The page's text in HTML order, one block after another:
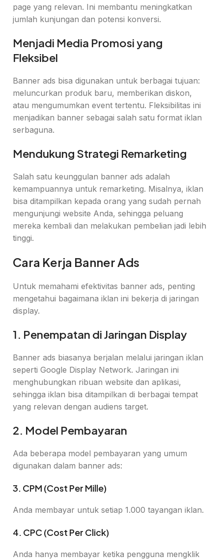
page yang relevan. Ini membantu meningkatkan
jumlah kunjungan dan potensi konversi.
Menjadi Media Promosi yang
Fleksibel
Banner ads bisa digunakan untuk berbagai tujuan:
meluncurkan produk baru, memberikan diskon,
atau mengumumkan event tertentu. Fleksibilitas ini
menjadikan banner sebagai salah satu format iklan
serbaguna.
Mendukung Strategi Remarketing
Salah satu keunggulan banner ads adalah
kemampuannya untuk remarketing. Misalnya, iklan
bisa ditampilkan kepada orang yang sudah pernah
mengunjungi website Anda, sehingga peluang
mereka kembali dan melakukan pembelian jadi lebih
tinggi.
Cara Kerja Banner Ads
Untuk memahami efektivitas banner ads, penting
mengetahui bagaimana iklan ini bekerja di jaringan
display.
1. Penempatan di Jaringan Display
Banner ads biasanya berjalan melalui jaringan iklan
seperti Google Display Network. Jaringan ini
menghubungkan ribuan website dan aplikasi,
sehingga iklan bisa ditampilkan di berbagai tempat
yang relevan dengan audiens target.
2. Model Pembayaran
Ada beberapa model pembayaran yang umum
digunakan dalam banner ads:
3. CPM (Cost Per Mille)
Anda membayar untuk setiap 1.000 tayangan iklan.
4. CPC (Cost Per Click)
Anda hanya membayar ketika pengguna mengklik